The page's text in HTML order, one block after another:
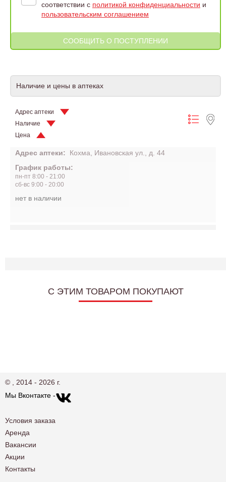
соответствии с политикой конфиденциальности и
пользовательским соглашением
Наличие и цены в аптеках
Адрес аптеки
Наличие
Цена
Адрес аптеки:
Кохма, Ивановская ул., д. 44
График работы:
пн-пт 8:00 - 21:00
сб-вс 9:00 - 20:00
нет в наличии
C ЭТИМ ТОВАРОМ ПОКУПАЮТ
© , 2014 - 2026 г.
Мы Вконтакте -
Условия заказа
Аренда
Вакансии
Акции
Контакты